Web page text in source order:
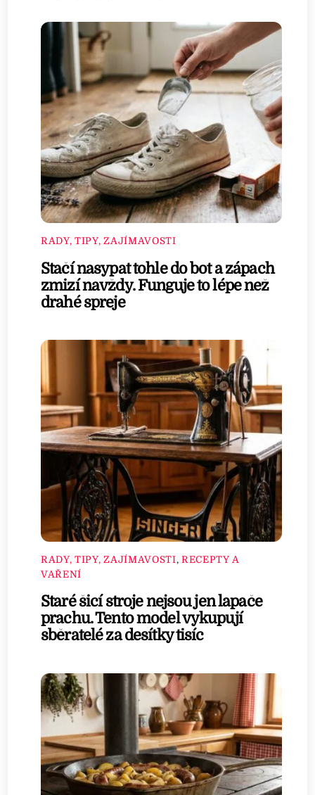
RADY, TIPY, ZAJÍMAVOSTI
Stačí nasypat tohle do bot a zápach
zmizí navždy. Funguje to lépe než
drahé spreje
RADY, TIPY, ZAJÍMAVOSTI, RECEPTY A
VAŘENÍ
Staré šicí stroje nejsou jen lapače
prachu. Tento model vykupují
sběratelé za desítky tisíc